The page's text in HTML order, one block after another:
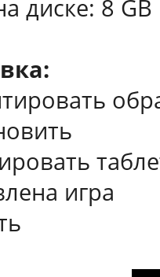
диске: 8 GB
игра